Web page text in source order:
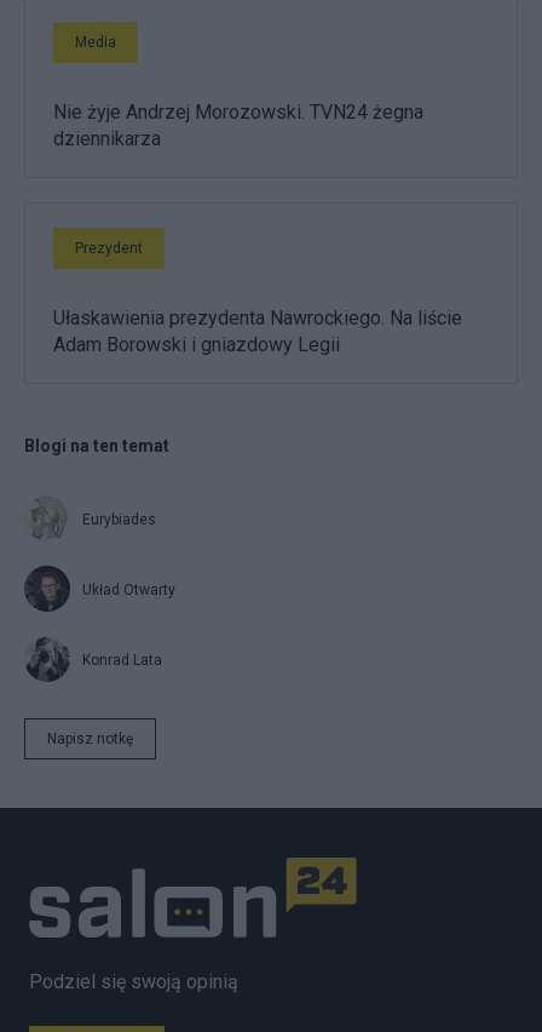
Media
Nie żyje Andrzej Morozowski. TVN24 żegna
dziennikarza
Prezydent
Ułaskawienia prezydenta Nawrockiego. Na liście
Adam Borowski i gniazdowy Legii
Blogi na ten temat
Eurybiades
Układ Otwarty
Konrad Lata
Napisz notkę
Podziel się swoją opinią